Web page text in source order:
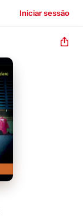
Iniciar sessão